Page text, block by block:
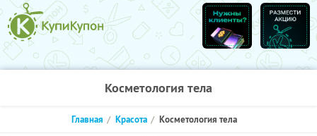
Косметология тела
Главная Красота Косметология тела